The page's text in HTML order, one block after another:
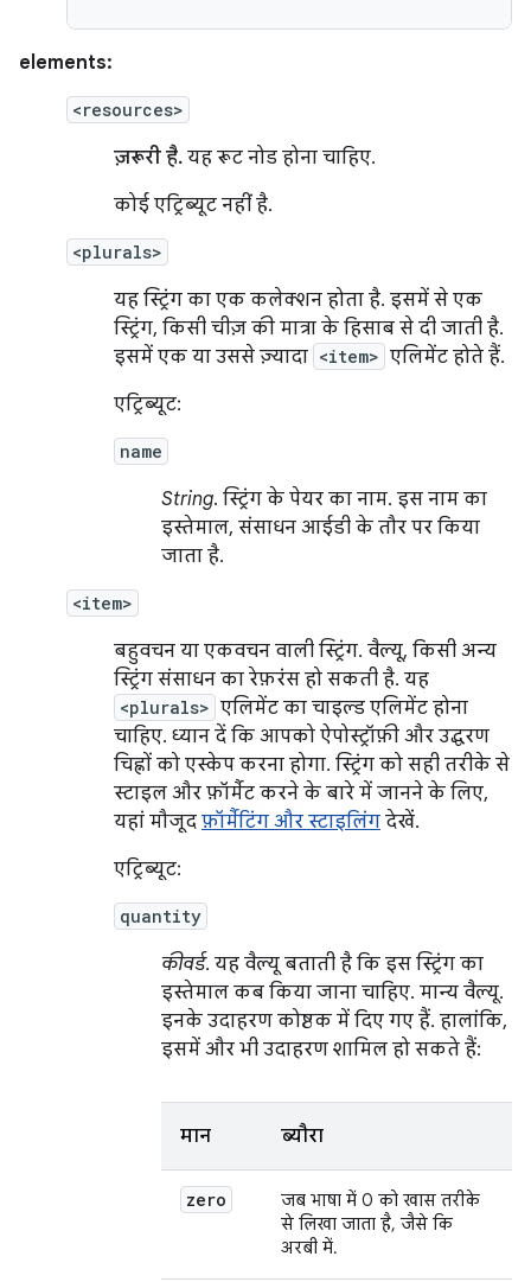
elements:
<resources>
ज़रूरी है. यह रूट नोड होना चाहिए.
कोई एट्रिब्यूट नहीं है.
<plurals>
यह स्ट्रिंग का एक कलेक्शन होता है. इसमें से एक
स्ट्रिंग, किसी चीज़ की मात्रा के हिसाब से दी जाती है.
इसमें एक या उससे ज़्यादा <item> एलिमेंट होते हैं.
एट्रिब्यूट:
name
String. स्ट्रिंग के पेयर का नाम. इस नाम का
इस्तेमाल, संसाधन आईडी के तौर पर किया
जाता है.
<item>
बहुवचन या एकवचन वाली स्ट्रिंग. वैल्यू, किसी अन्य
स्ट्रिंग संसाधन का रेफ़रंस हो सकती है. यह
<plurals> एलिमेंट का चाइल्ड एलिमेंट होना
चाहिए. ध्यान दें कि आपको ऐपोस्ट्रॉफ़ी और उद्धरण
चिह्नों को एस्केप करना होगा. स्ट्रिंग को सही तरीके से
स्टाइल और फ़ॉर्मैट करने के बारे में जानने के लिए,
यहां मौजूद फ़ॉर्मैटिंग और स्टाइलिंग देखें.
एट्रिब्यूट:
quantity
कीवर्ड. यह वैल्यू बताती है कि इस स्ट्रिंग का
इस्तेमाल कब किया जाना चाहिए. मान्य वैल्यू.
इनके उदाहरण कोष्ठक में दिए गए हैं. हालांकि,
इसमें और भी उदाहरण शामिल हो सकते हैं:
मान ब्यौरा
zero
जब भाषा में 0 को खास तरीके
से लिखा जाता है, जैसे कि
अरबी में.